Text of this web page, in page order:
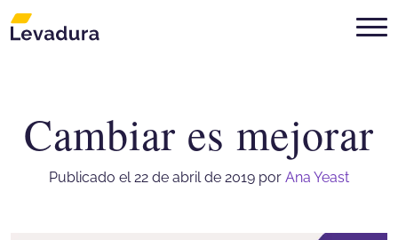
Agencia de marketing digital
Cambiar es mejorar
Publicado el 22 de abril de 2019 por Ana Yeast